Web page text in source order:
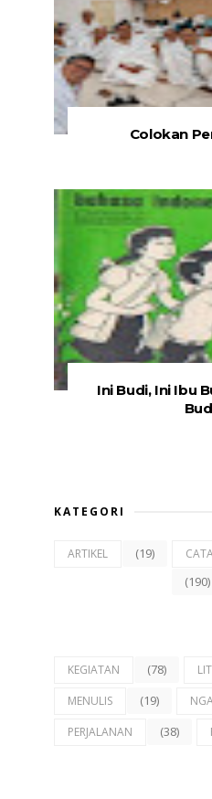
Colokan
Ini Budi, Ini Ibu
KATEGORI
ARTIKEL (19)
(190)
KEGIATAN (78)
MENULIS (19)
PERJALANAN (38)